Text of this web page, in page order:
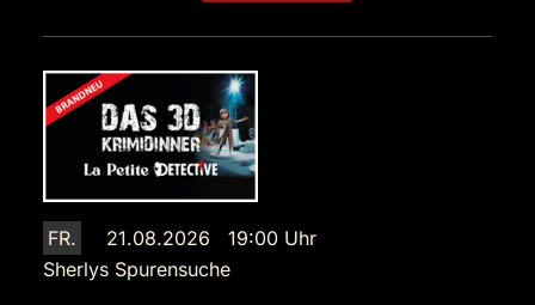
FR.
21.08.2026 19:00 Uhr
Sherlys Spurensuche